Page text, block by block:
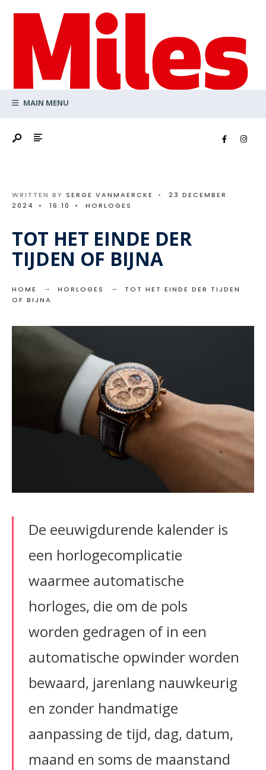
content
MAIN MENU
WRITTEN BY SERGE VANMAERCKE •
23 DECEMBER
2024
• 16:10 • HORLOGES
TOT HET EINDE DER
TIJDEN OF BIJNA
HOME HORLOGES
TOT HET EINDE DER TIJDEN
OF BIJNA
De eeuwigdurende kalender is
een horlogecomplicatie
waarmee automatische
horloges, die om de pols
worden gedragen of in een
automatische opwinder worden
bewaard, jarenlang nauwkeurig
en zonder handmatige
aanpassing de tijd, dag, datum,
maand en soms de maanstand